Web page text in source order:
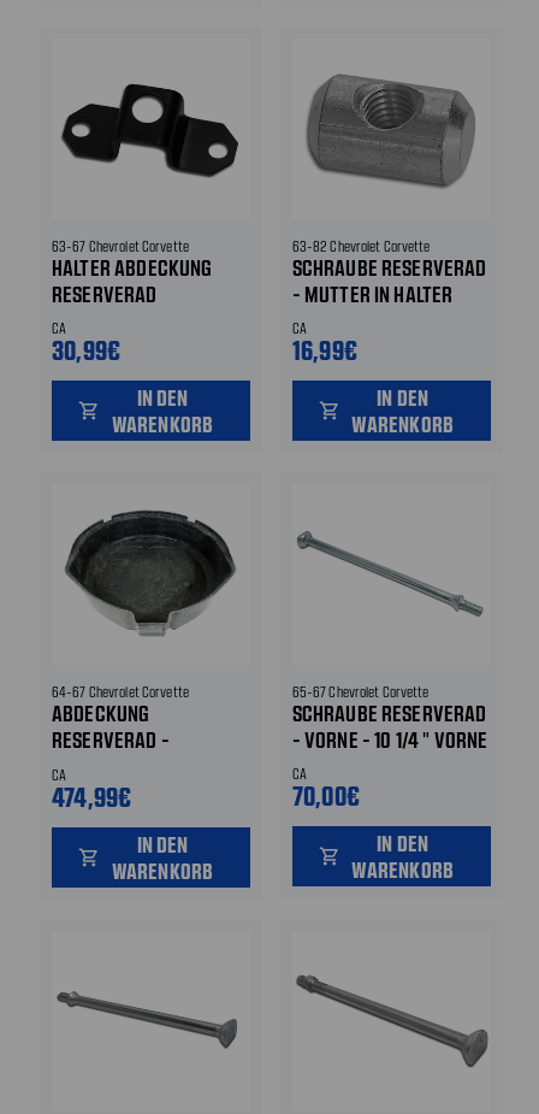
63-67 Chevrolet Corvette
HALTER ABDECKUNG
RESERVERAD
CA
30,99€
shopping_cart
IN DEN
WARENKORB
63-82 Chevrolet Corvette
SCHRAUBE RESERVERAD
- MUTTER IN HALTER
CA
16,99€
shopping_cart
IN DEN
WARENKORB
64-67 Chevrolet Corvette
ABDECKUNG
RESERVERAD -
FIBERGLAS OBEN
CA
474,99€
shopping_cart
IN DEN
WARENKORB
65-67 Chevrolet Corvette
SCHRAUBE RESERVERAD
- VORNE - 10 1/4 " VORNE
CA
70,00€
shopping_cart
IN DEN
WARENKORB